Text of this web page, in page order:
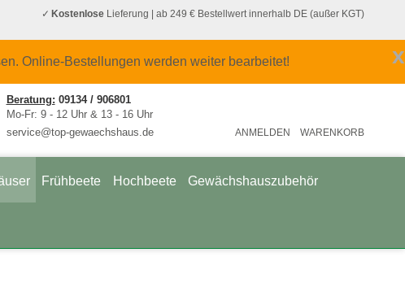
KostenloseLieferung | ab 249 € Bestellwert innerhalb DE (außer KGT)
x
Online-Bestellungen werden weiter bearbeitet!
Beratung: 09134 / 906801
Mo-Fr: 9 - 12 Uhr & 13 - 16 Uhr
service@top-gewaechshaus.de
ANMELDEN WARENKORB
Frühbeete Hochbeete Gewächshauszubehör